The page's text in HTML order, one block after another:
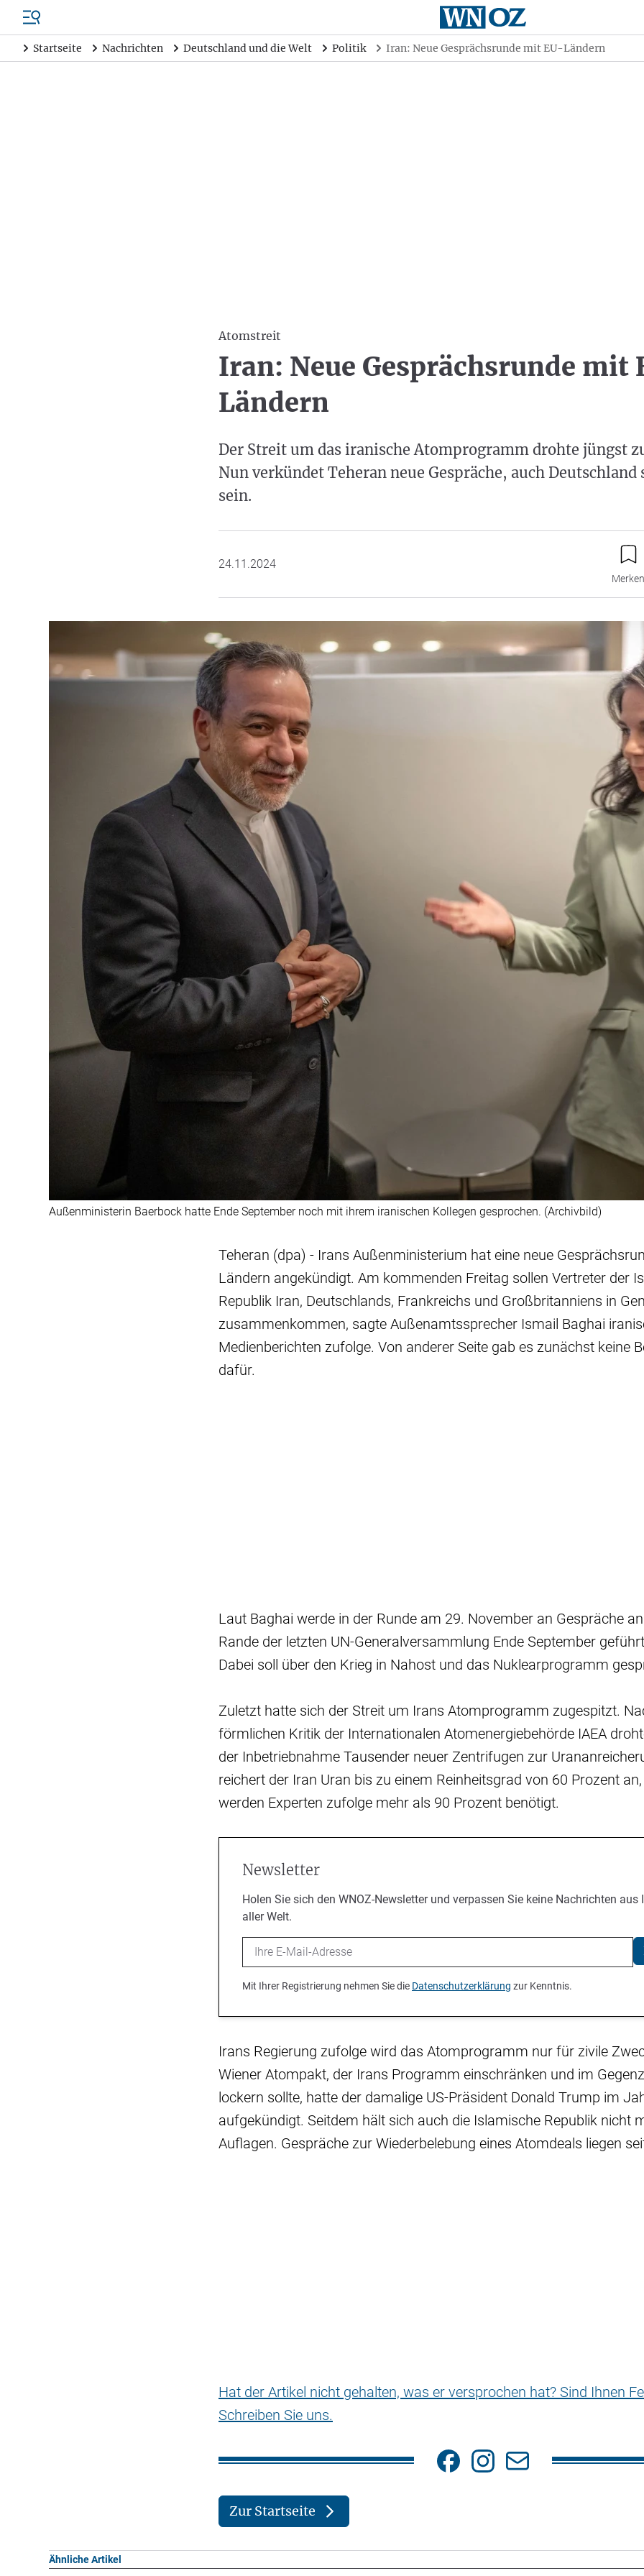
Startseite Nachrichten Deutschland und die Welt Politik Iran: Neue Gesprächsrunde mit EU-Ländern
Atomstreit
Iran: Neue Gesprächsrunde mit
Ländern
Der Streit um das iranische Atomprogramm drohte jüngst
Nun verkündet Teheran neue Gespräche, auch
sein.
24.11.2024
Merken
Außenministerin Baerbock hatte Ende September noch mit ihrem iranischen Kollegen gesprochen. (Archivbild)
Teheran (dpa) - Irans Außenministerium hat eine neue
Ländern angekündigt. Am kommenden Freitag sollen Vertreter der
Republik Iran, Deutschlands, Frankreichs und Großbritanniens in
zusammenkommen, sagte Außenamtssprecher Ismail Baghai
Medienberichten zufolge. Von anderer Seite gab es zunächst keine
dafür.
Laut Baghai werde in der Runde am 29. November an Gespräche
Rande der letzten UN-Generalversammlung Ende September
Dabei soll über den Krieg in Nahost und das Nuklearprogramm
Zuletzt hatte sich der Streit um Irans Atomprogramm zugespitzt.
förmlichen Kritik der Internationalen Atomenergiebehörde IAEA
der Inbetriebnahme Tausender neuer Zentrifugen zur
reichert der Iran Uran bis zu einem Reinheitsgrad von 60 Prozent
werden Experten zufolge mehr als 90 Prozent benötigt.
Newsletter
Holen Sie sich den WNOZ-Newsletter und verpassen Sie keine Nachrichten aus
aller Welt.
Email
Mit Ihrer Registrierung nehmen Sie die Datenschutzerklärung zur Kenntnis.
Irans Regierung zufolge wird das Atomprogramm nur für zivile
Wiener Atompakt, der Irans Programm einschränken und im
lockern sollte, hatte der damalige US-Präsident Donald Trump im
aufgekündigt. Seitdem hält sich auch die Islamische Republik nicht
Auflagen. Gespräche zur Wiederbelebung eines Atomdeals liegen
Hat der Artikel nicht gehalten, was er versprochen hat? Sind Ihnen
Schreiben Sie uns.
Zur Startseite
Ähnliche Artikel